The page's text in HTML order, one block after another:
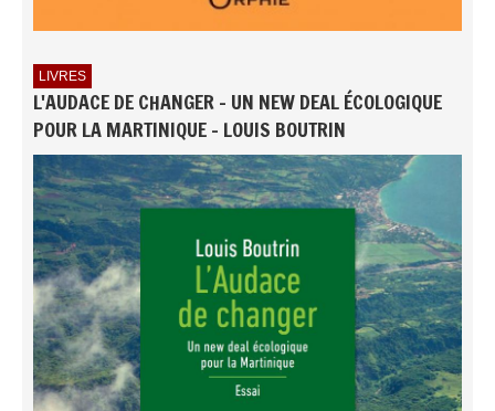
LIVRES
L'AUDACE DE CHANGER - UN NEW DEAL ÉCOLOGIQUE
POUR LA MARTINIQUE - LOUIS BOUTRIN